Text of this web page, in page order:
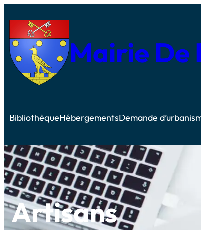
Mairie De
BibliothèqueHébergementsDemande
Artisans